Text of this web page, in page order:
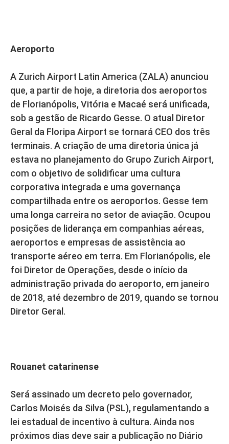
Aeroporto
A Zurich Airport Latin America (ZALA) anunciou
que, a partir de hoje, a diretoria dos aeroportos
de Florianópolis, Vitória e Macaé será unificada,
sob a gestão de Ricardo Gesse. O atual Diretor
Geral da Floripa Airport se tornará CEO dos três
terminais. A criação de uma diretoria única já
estava no planejamento do Grupo Zurich Airport,
com o objetivo de solidificar uma cultura
corporativa integrada e uma governança
compartilhada entre os aeroportos. Gesse tem
uma longa carreira no setor de aviação. Ocupou
posições de liderança em companhias aéreas,
aeroportos e empresas de assistência ao
transporte aéreo em terra. Em Florianópolis, ele
foi Diretor de Operações, desde o início da
administração privada do aeroporto, em janeiro
de 2018, até dezembro de 2019, quando se tornou
Diretor Geral.
Rouanet catarinense
Será assinado um decreto pelo governador,
Carlos Moisés da Silva (PSL), regulamentando a
lei estadual de incentivo à cultura. Ainda nos
próximos dias deve sair a publicação no Diário